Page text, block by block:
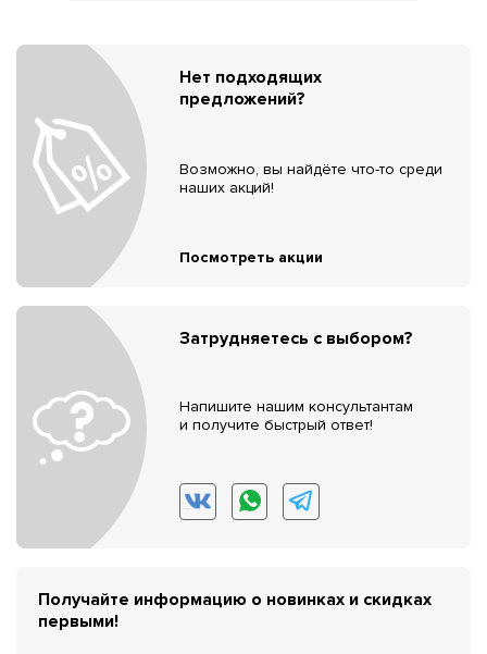
Нет подходящих
предложений?
Возможно, вы найдёте что-то среди
наших акций!
Посмотреть акции
Затрудняетесь с выбором?
Напишите нашим консультантам
и получите быстрый ответ!
Получайте информацию о новинках и скидках
первыми!